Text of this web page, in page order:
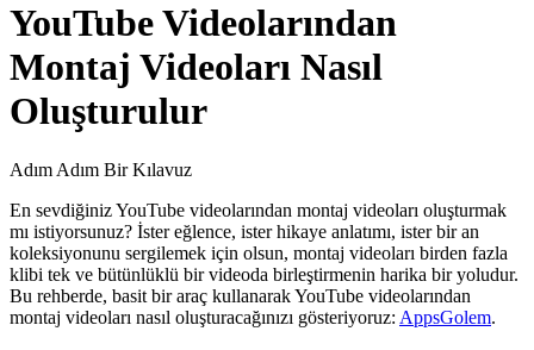
YouTube Videolarından
Montaj Videoları Nasıl
Oluşturulur
Adım Adım Bir Kılavuz
En sevdiğiniz YouTube videolarından montaj videoları oluşturmak
mı istiyorsunuz? İster eğlence, ister hikaye anlatımı, ister bir an
koleksiyonunu sergilemek için olsun, montaj videoları birden fazla
klibi tek ve bütünlüklü bir videoda birleştirmenin harika bir yoludur.
Bu rehberde, basit bir araç kullanarak YouTube videolarından
montaj videoları nasıl oluşturacağınızı gösteriyoruz: AppsGolem.